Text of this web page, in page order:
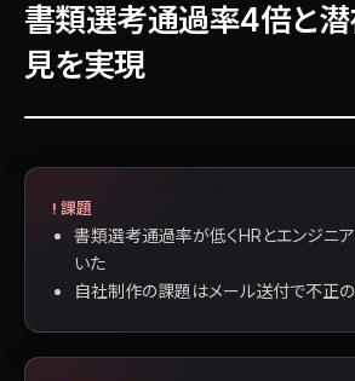
書類選考通過率4倍と
見を実現
! 課題
書類選考通過率が低くHRとエンジニ
いた
自社制作の課題はメール送付で不正